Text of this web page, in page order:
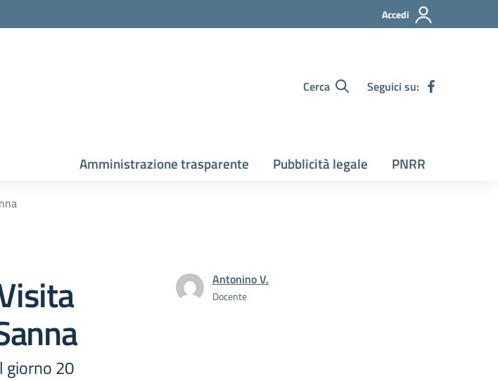
Accedi
Cerca Seguici su:
Amministrazione trasparente Pubblicità legale PNRR
giorno 20
Antonino V.
Docente